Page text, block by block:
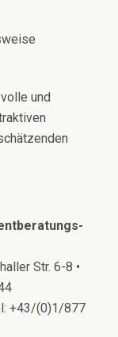
und
Str. 6-8 •
+43/(0)1/877